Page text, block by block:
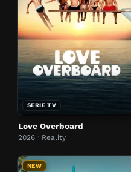
SERIE TV
Love Overboard
2026 · Reality
NEW